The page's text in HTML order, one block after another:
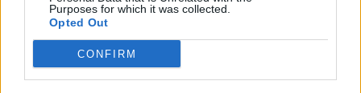
Purposes for which it was collected.
Opted Out
CONFIRM
Transelectrica: sikerült az előre
becsültnél és az előző évekhez
képest kevesebb áramot
fogyasztani a hónap eleje óta